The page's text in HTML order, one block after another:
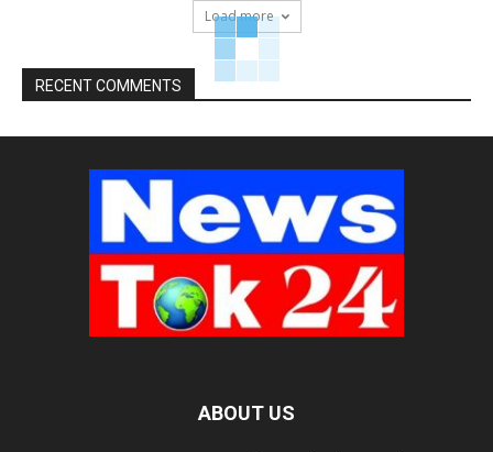
Load more
RECENT COMMENTS
ABOUT US